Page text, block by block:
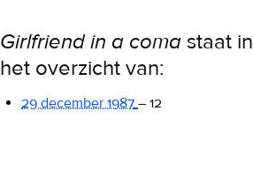
Girlfriend in a coma staat in
het overzicht van:
29 december 1987 – 12